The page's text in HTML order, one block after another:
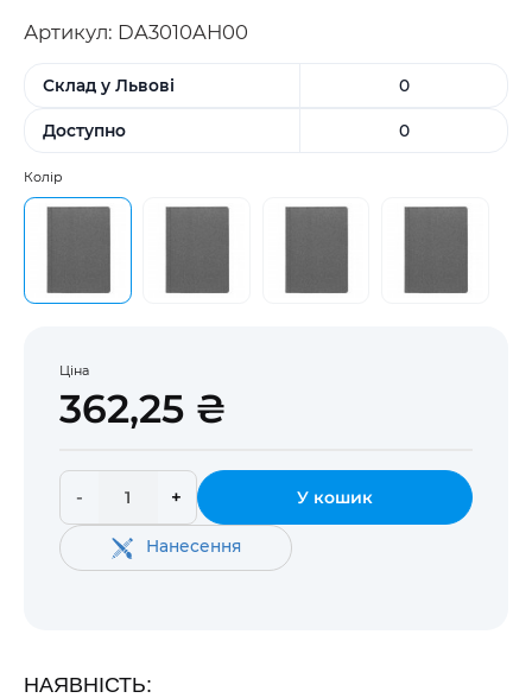
Артикул: DA3010AH00
Склад у Львові 0
Доступно 0
Колір
Ціна
362,25 ₴
- + У кошик
Нанесення
НАЯВНІСТЬ: